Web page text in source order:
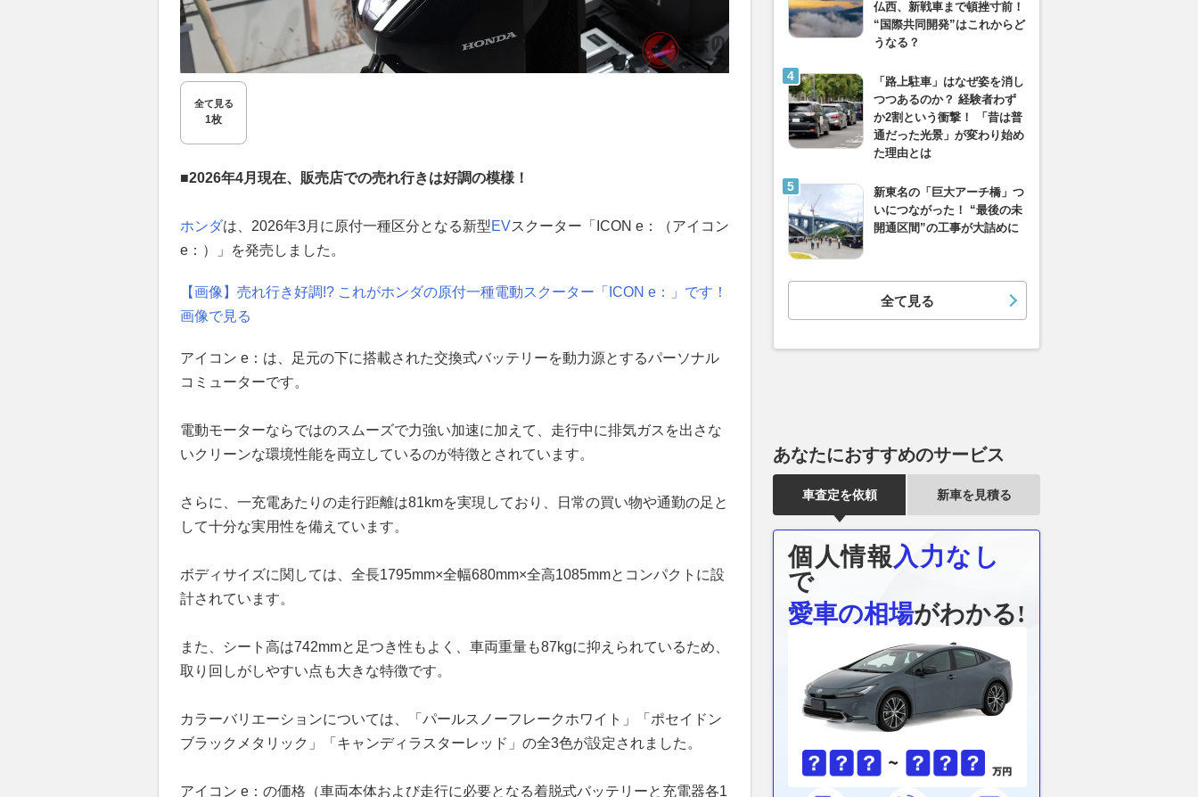
全て見る
1枚
■2026年4月現在、販売店での売れ行きは好調の模様！
ホンダは、2026年3月に原付一種区分となる新型EVスクーター「ICON e：（アイコン
e：）」を発売しました。
【画像】売れ行き好調!? これがホンダの原付一種電動スクーター「ICON e：」です！
画像で見る
アイコン e：は、足元の下に搭載された交換式バッテリーを動力源とするパーソナル
コミューターです。
電動モーターならではのスムーズで力強い加速に加えて、走行中に排気ガスを出さな
いクリーンな環境性能を両立しているのが特徴とされています。
さらに、一充電あたりの走行距離は81kmを実現しており、日常の買い物や通勤の足と
して十分な実用性を備えています。
ボディサイズに関しては、全長1795mm×全幅680mm×全高1085mmとコンパクトに設
計されています。
また、シート高は742mmと足つき性もよく、車両重量も87kgに抑えられているため、
取り回しがしやすい点も大きな特徴です。
カラーバリエーションについては、「パールスノーフレークホワイト」「ポセイドン
ブラックメタリック」「キャンディラスターレッド」の全3色が設定されました。
アイコン e：の価格（車両本体および走行に必要となる着脱式バッテリーと充電器各1
仏西、新戦車まで頓挫寸前！
“国際共同開発”はこれからど
うなる？
「路上駐車」はなぜ姿を消し
つつあるのか？ 経験者わず
か2割という衝撃！ 「昔は普
通だった光景」が変わり始め
た理由とは
新東名の「巨大アーチ橋」つ
いにつながった！ “最後の未
開通区間”の工事が大詰めに
全て見る
あなたにおすすめのサービス
車査定を依頼 新車を見積る
個人情報 入力なし
で
愛車の相場がわかる!